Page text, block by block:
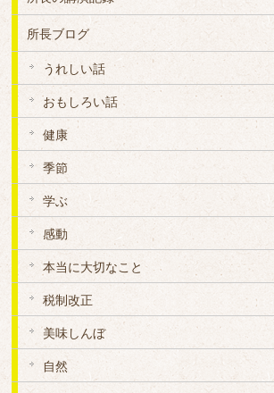
所長ブログ
うれしい話
おもしろい話
健康
季節
学ぶ
感動
本当に大切なこと
税制改正
美味しんぼ
自然